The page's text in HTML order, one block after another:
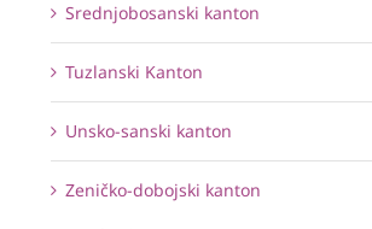
Srednjobosanski kanton
Tuzlanski Kanton
Unsko-sanski kanton
Zeničko-dobojski kanton